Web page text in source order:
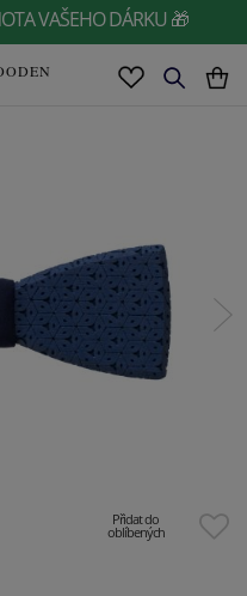
VAŠEHO DÁRKU 🎁
Přidat do
oblíbených